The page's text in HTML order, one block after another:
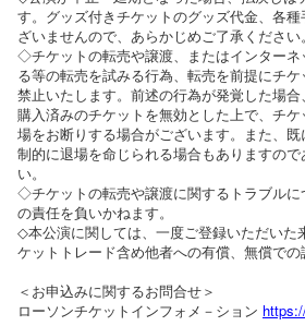
す。グッズ付きチケットのグッズ代金、各
ざいませんので、あらかじめご了承ください。
◇チケットの転売や譲渡、またはインターネ
る等の転売を試みる行為、転売を前提にチケ
禁止いたします。前述の行為が発覚した場
購入済みのチケットを無効とした上で、チ
場をお断りする場合がございます。また、
制的に退場を命じられる場合もありますの
い。
◇チケットの転売や譲渡に関するトラブルに
の責任を負いかねます。
◇本公演に関しては、一度ご登録いただいた
ケットトレード含め他者への有償、無償での
＜お申込みに関するお問合せ＞
ローソンチケットインフォメ－ション